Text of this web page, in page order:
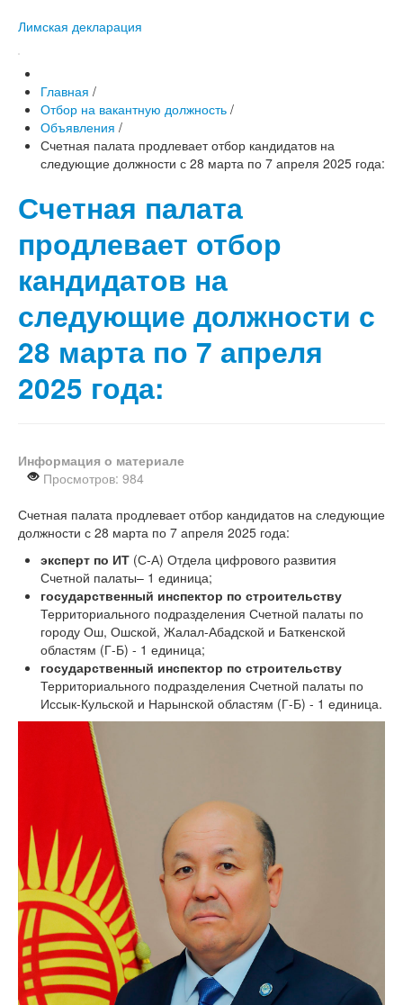
Лимская декларация
Главная /
Отбор на вакантную должность /
Объявления /
Счетная палата продлевает отбор кандидатов на
следующие должности с 28 марта по 7 апреля 2025 года:
Счетная палата
продлевает отбор
кандидатов на
следующие должности с
28 марта по 7 апреля
2025 года:
Информация о материале
Просмотров: 984
Счетная палата продлевает отбор кандидатов на следующие
должности с 28 марта по 7 апреля 2025 года:
эксперт по ИТ (С-А) Отдела цифрового развития
Счетной палаты– 1 единица;
государственный инспектор по строительству
Территориального подразделения Счетной палаты по
городу Ош, Ошской, Жалал-Абадской и Баткенской
областям (Г-Б) - 1 единица;
государственный инспектор по строительству
Территориального подразделения Счетной палаты по
Иссык-Кульской и Нарынской областям (Г-Б) - 1 единица.